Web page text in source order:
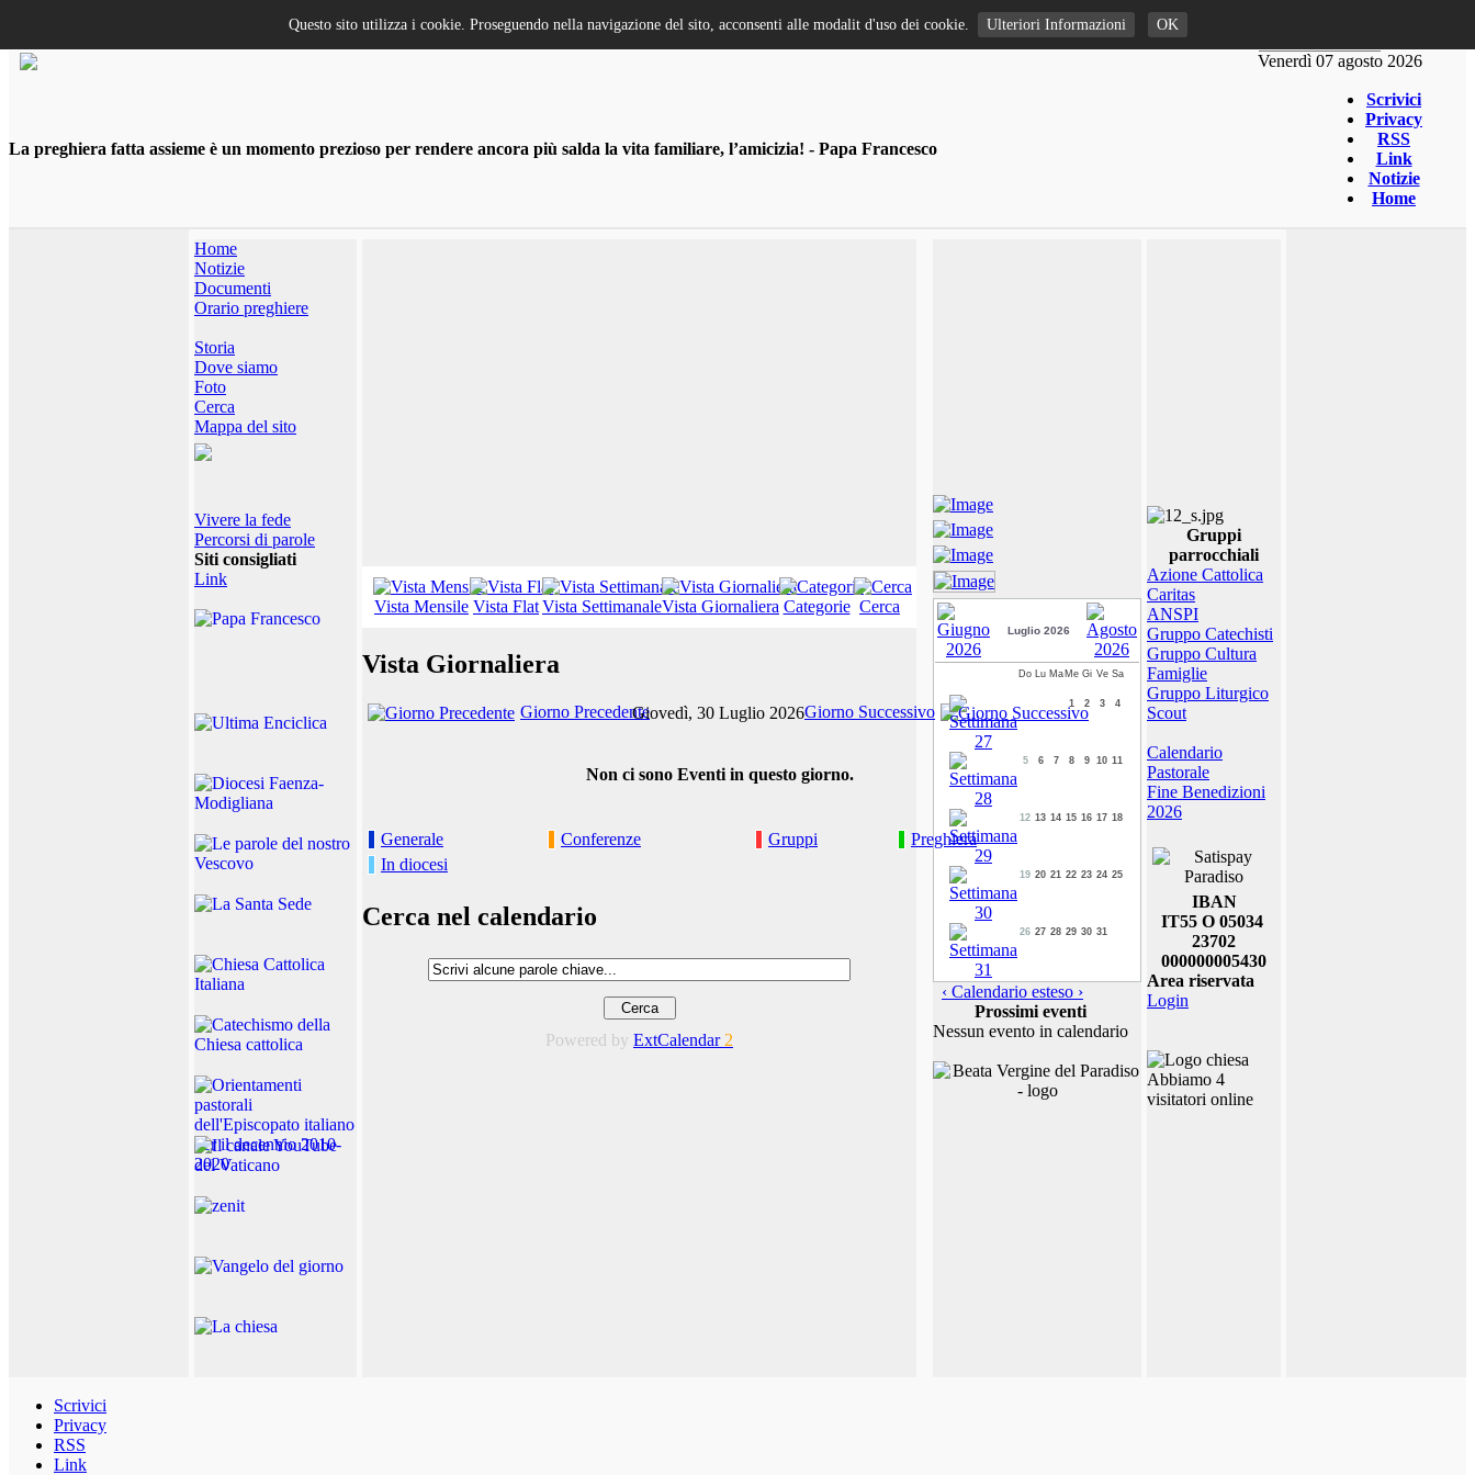
Venerdì 07 agosto 2026
La preghiera fatta assieme è un momento prezioso per rendere ancora più salda la vita familiare, l’amicizia! - Papa Francesco
Scrivici
Privacy
RSS
Link
Notizie
Home
Home
Notizie
Documenti
Orario preghiere
Storia
Dove siamo
Foto
Cerca
Mappa del sito
Vivere la fede
Percorsi di parole
Siti consigliati
Link
Vista Mensile Vista FlatVista SettimanaleVista Giornaliera Categorie Cerca
Vista Giornaliera
Giorno PrecedenteGiovedì, 30 Luglio 2026Giorno Successivo
Non ci sono Eventi in questo giorno.
Generale Conferenze Gruppi
Preghiera
In diocesi
Cerca nel calendario
Powered by ExtCalendar 2
Luglio 2026
Do Lu Ma Me Gi Ve Sa
1 2 3 4
5 6 7 8 9 10 11
12 13 14 15 16 17 18
19 20 21 22 23 24 25
26 27 28 29 30 31
‹ Calendario esteso ›
Prossimi eventi
Nessun evento in calendario
Gruppi
parrocchiali
Azione Cattolica
Caritas
ANSPI
Gruppo Catechisti
Gruppo Cultura
Famiglie
Gruppo Liturgico
Scout
Calendario
Pastorale
Fine Benedizioni
2026
IBAN
IT55 O 05034
23702
000000005430
Area riservata
Login
Abbiamo 4
visitatori online
Scrivici
Privacy
RSS
Link
Questo sito utilizza i cookie. Proseguendo nella navigazione del sito, acconsenti alle modalit d'uso dei cookie. Ulteriori Informazioni OK